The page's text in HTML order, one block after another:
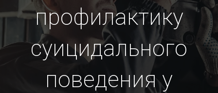
профилактику
суицидального
поведения у